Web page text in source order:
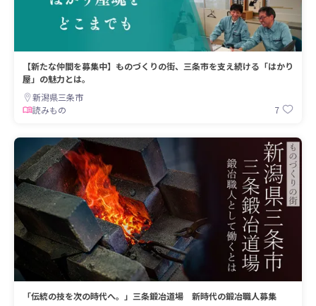
【新たな仲間を募集中】ものづくりの街、三条市を支え続ける「はかり
屋」の魅力とは。
新潟県三条市
読みもの
7
「伝統の技を次の時代へ。」三条鍛冶道場 新時代の鍛冶職人募集